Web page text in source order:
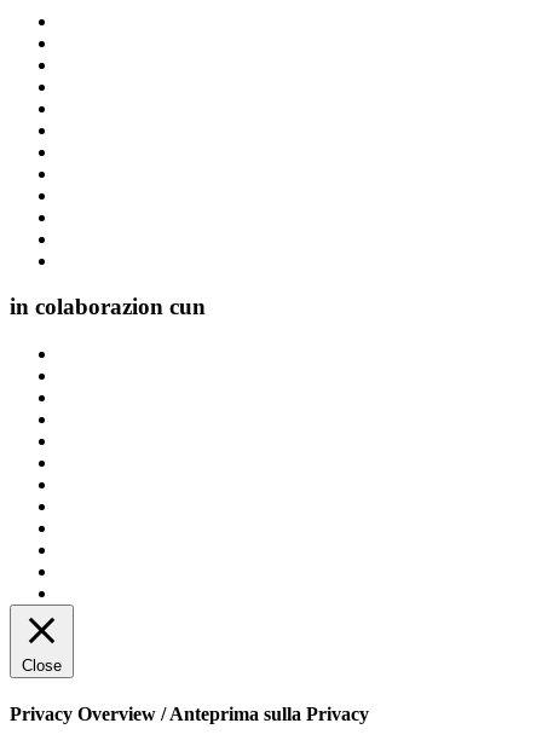
in colaborazion cun
Close
Privacy Overview / Anteprima sulla Privacy